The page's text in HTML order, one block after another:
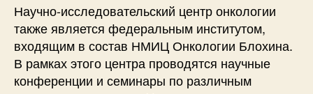
Научно-исследовательский центр онкологии
также является федеральным институтом,
входящим в состав НМИЦ Онкологии Блохина.
В рамках этого центра проводятся научные
конференции и семинары по различным